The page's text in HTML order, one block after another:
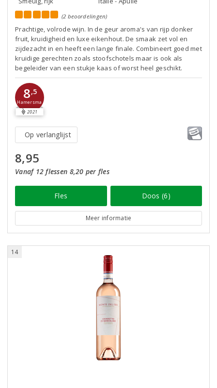
(2 beoordelingen)
Prachtige, volrode wijn. In de geur aroma's van rijp donker
fruit, kruidigheid en luxe eikenhout. De smaak zet vol en
zijdezacht in en heeft een lange finale. Combineert goed met
kruidige gerechten zoals stoofschotels maar is ook als
begeleider van een stukje kaas of worst heel geschikt.
8,5
Hamersma
2021
Op verlanglijst
8,95
Vanaf 12 flessen 8,20 per fles
Fles Doos (6)
Meer informatie
14